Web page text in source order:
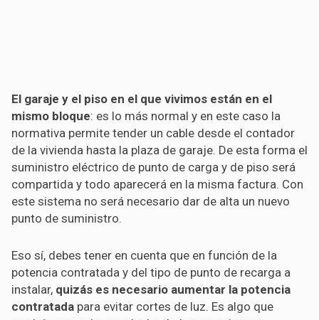
El garaje y el piso en el que vivimos están en el
mismo bloque: es lo más normal y en este caso la
normativa permite tender un cable desde el contador
de la vivienda hasta la plaza de garaje. De esta forma el
suministro eléctrico de punto de carga y de piso será
compartida y todo aparecerá en la misma factura. Con
este sistema no será necesario dar de alta un nuevo
punto de suministro.
Eso sí, debes tener en cuenta que en función de la
potencia contratada y del tipo de punto de recarga a
instalar, quizás es necesario aumentar la potencia
contratada para evitar cortes de luz. Es algo que